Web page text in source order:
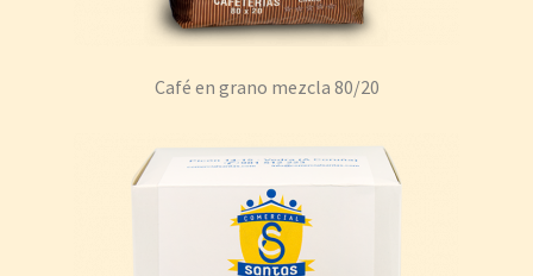
Café en grano mezcla 80/20